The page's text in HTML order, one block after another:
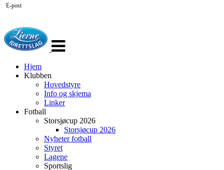
navigasjon
Hjem
Klubben
Hovedstyre
Info og skjema
Linker
Fotball
Storsjøcup 2026
Storsjøcup 2026
Nyheter fotball
Styret
Lagene
Sportslig
E-post